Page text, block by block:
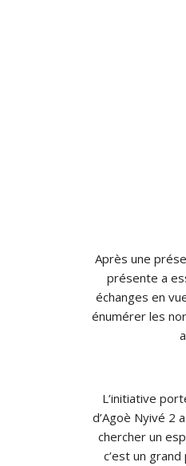
Après une
présente a
échanges en
énumérer les
L’initiative
d’Agoè Nyivé 2
chercher un
c’est un